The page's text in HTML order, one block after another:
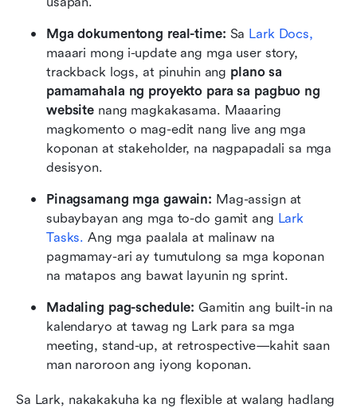
Mga dokumentong real-time: Sa Lark Docs,
maaari mong i-update ang mga user story,
trackback logs, at pinuhin ang plano sa
pamamahala ng proyekto para sa pagbuo ng
website nang magkakasama. Maaaring
magkomento o mag-edit nang live ang mga
koponan at stakeholder, na nagpapadali sa mga
desisyon.
Pinagsamang mga gawain: Mag-assign at
subaybayan ang mga to-do gamit ang Lark
Tasks. Ang mga paalala at malinaw na
pagmamay-ari ay tumutulong sa mga koponan
na matapos ang bawat layunin ng sprint.
Madaling pag-schedule: Gamitin ang built-in na
kalendaryo at tawag ng Lark para sa mga
meeting, stand-up, at retrospective—kahit saan
man naroroon ang iyong koponan.
Sa Lark, nakakakuha ka ng flexible at walang hadlang